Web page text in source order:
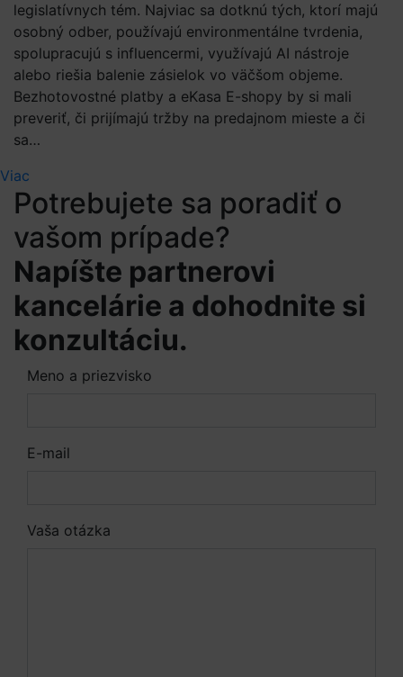
legislatívnych tém. Najviac sa dotknú tých, ktorí majú
osobný odber, používajú environmentálne tvrdenia,
spolupracujú s influencermi, využívajú AI nástroje
alebo riešia balenie zásielok vo väčšom objeme.
Bezhotovostné platby a eKasa E-shopy by si mali
preveriť, či prijímajú tržby na predajnom mieste a či
sa…
Viac
Potrebujete sa poradiť o
vašom prípade?
Napíšte partnerovi
kancelárie a dohodnite si
konzultáciu.
Meno a priezvisko
E-mail
Vaša otázka